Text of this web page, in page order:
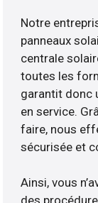
Notre
panneaux
centrale
toutes les
garantit donc
en service.
faire, nous
sécurisée et
Ainsi, vous